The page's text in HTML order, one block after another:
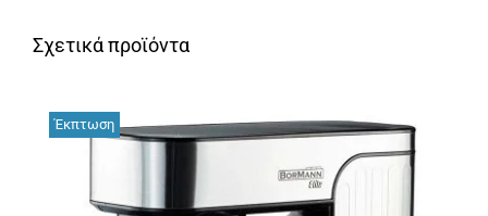
Σχετικά προϊόντα
Έκπτωση